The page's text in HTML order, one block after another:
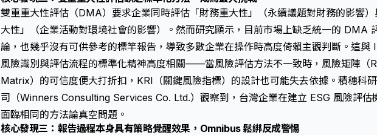
雙重重大性評估（DMA）要求企業同時評估「財務重大性」（永續議題對財務的影響
大性」（企業活動對環境社會的影響）。然而研究顯示，目前市場上缺乏統一的 DMA
論，也幾乎沒有可供參考的標竿報告，導致多數企業在操作時高度倚賴主觀判斷。這與
風險識別與評估流程的標準化精神高度相關——當風險評估方法不一致時，風險矩陣（
Matrix）的可信度便大打折扣，KRI（關鍵風險指標）的設計也可能失去依據。積穗科
司（Winners Consulting Services Co. Ltd.）觀察到，台灣企業在建立 ESG 風險評估
面臨相同的方法論真空問題。
核心發現三：報告過程本身具有策略覺醒效果，Omnibus 鬆綁反成警惕